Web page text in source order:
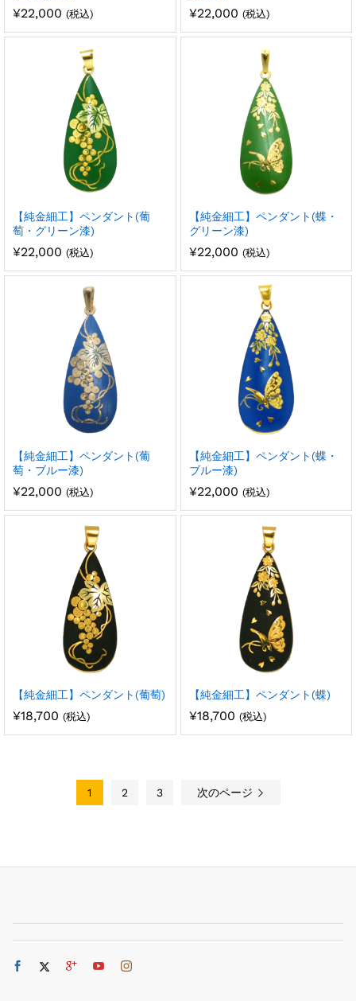
¥22,000 (税込) ¥22,000 (税込)
【純金細工】ペンダント(葡
萄・グリーン漆)
¥22,000 (税込)
【純金細工】ペンダント(蝶・
グリーン漆)
¥22,000 (税込)
【純金細工】ペンダント(葡
萄・ブルー漆)
¥22,000 (税込)
【純金細工】ペンダント(蝶・
ブルー漆)
¥22,000 (税込)
【純金細工】ペンダント(葡萄)
¥18,700 (税込)
【純金細工】ペンダント(蝶)
¥18,700 (税込)
1 2 3 次のページ